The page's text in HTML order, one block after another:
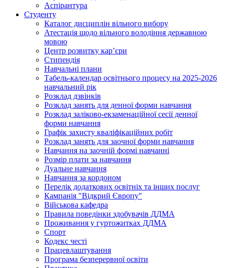
Аспірантура
Студенту
Каталог дисциплін вільного вибору
Атестація щодо вільного володіння державною
мовою
Центр розвитку кар’єри
Стипендія
Навчальні плани
Табель-календар освітнього процесу на 2025-2026
навчальний рік
Розклад дзвінків
Розклад занять для денної форми навчання
Розклад заліково-екзаменаційної сесії денної
форми навчання
Графік захисту кваліфікаційних робіт
Розклад занять для заочної форми навчання
Навчання на заочній формі навчанні
Розмір плати за навчання
Дуальне навчання
Навчання за кордоном
Перелік додаткових освітніх та інших послуг
Кампанія "Відкрий Європу"
Військова кафедра
Правила поведінки здобувачів ДДМА
Проживання у гуртожитках ДДМА
Спорт
Кодекс честі
Працевлаштування
Програма безперервної освіти